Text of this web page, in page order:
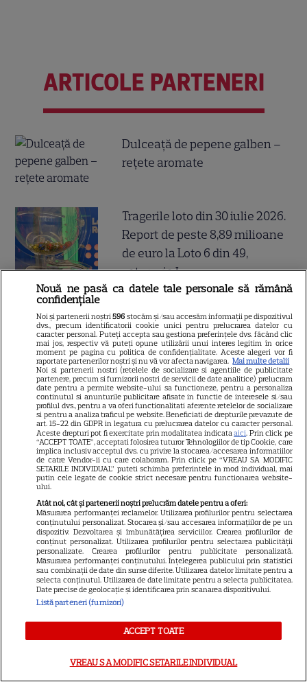
ARTICOLE PARTENERI
Dulceață de pepene galben –
rețete aromate
Tragerile loto din 30 iulie 2026.
Report de peste 8,89 milioane
de euro la Loto 6 din 49,
categoria I
De ce să nu arunci semințele
de la pepenele roșu – ce
beneficii au
Ghidul udării corecte pe timp
de caniculă: când, cât şi cum
udăm plantele
ALTE ARTICOLE
INTERESANTE
VEDETE STRĂINE
Nouă ne pasă ca datele tale personale să rămână
confidențiale
Noi și partenerii noștri596 stocăm și/sau accesăm informații pe dispozitivul
dvs., precum identificatorii cookie unici pentru prelucrarea datelor cu
caracter personal. Puteți accepta sau gestiona preferințele dvs. făcând clic
mai jos, respectiv vă puteți opune utilizării unui interes legitim în orice
moment pe pagina cu politica de confidențialitate. Aceste alegeri vor fi
raportate partenerilor noștri și nu vă vor afecta navigarea. Mai multe detalii
Noi si partenerii nostri (retelele de socializare si agentiile de publicitate
partenere, precum si furnizorii nostri de servicii de date analitice) prelucram
date pentru a permite website-ului sa functioneze, pentru a personaliza
continutul si anunturile publicitare afisate in functie de interesele si/sau
profilul dvs., pentru a va oferi functionalitati aferente retelelor de socializare
si pentru a analiza traficul pe website. Beneficiati de drepturile prevazute de
art. 15-22 din GDPR in legatura cu prelucrarea datelor cu caracter personal.
Aceste drepturi pot fi exercitate prin modalitatea indicataaici. Prin click pe
“ACCEPT TOATE”, acceptati folosirea tuturor Tehnologiilor de tip Cookie, care
implica inclusiv acceptul dvs. cu privire la stocarea/accesarea informatiilor
de catre Vendor-ii cu care colaboram. Prin click pe “VREAU SA MODIFIC
SETARILE INDIVIDUAL” puteti schimba preferintele in mod individual, mai
putin cele legate de cookie strict necesare pentru functionarea website-
ului.
Atât noi, cât și partenerii noștri prelucrăm datele pentru a oferi:
Măsurarea performanței reclamelor. Utilizarea profilurilor pentru selectarea
conținutului personalizat. Stocarea și/sau accesarea informațiilor de pe un
dispozitiv. Dezvoltarea și îmbunătățirea serviciilor. Crearea profilurilor de
conținut personalizat. Utilizarea profilurilor pentru selectarea publicității
personalizate. Crearea profilurilor pentru publicitate personalizată.
Măsurarea performanței conținutului. Înțelegerea publicului prin statistici
sau combinații de date din surse diferite. Utilizarea datelor limitate pentru a
selecta conținutul. Utilizarea de date limitate pentru a selecta publicitatea.
Date precise de geolocație și identificarea prin scanarea dispozitivului.
Listă parteneri (furnizori)
ACCEPT TOATE
VREAU SA MODIFIC SETARILE INDIVIDUAL